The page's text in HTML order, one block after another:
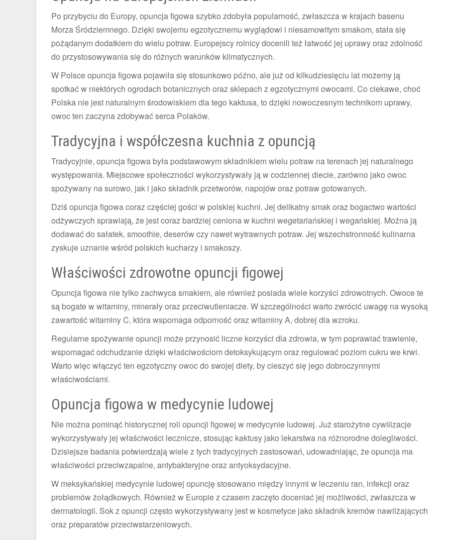
Po przybyciu do Europy, opuncja figowa szybko zdobyła popularność, zwłaszcza w krajach basenu
Morza Śródziemnego. Dzięki swojemu egzotycznemu wyglądowi i niesamowitym smakom, stała się
pożądanym dodatkiem do wielu potraw. Europejscy rolnicy docenili też łatwość jej uprawy oraz zdolność
do przystosowywania się do różnych warunków klimatycznych.
W Polsce opuncja figowa pojawiła się stosunkowo późno, ale już od kilkudziesięciu lat możemy ją
spotkać w niektórych ogrodach botanicznych oraz sklepach z egzotycznymi owocami. Co ciekawe, choć
Polska nie jest naturalnym środowiskiem dla tego kaktusa, to dzięki nowoczesnym technikom uprawy,
owoc ten zaczyna zdobywać serca Polaków.
Tradycyjna i współczesna kuchnia z opuncją
Tradycyjnie, opuncja figowa była podstawowym składnikiem wielu potraw na terenach jej naturalnego
występowania. Miejscowe społeczności wykorzystywały ją w codziennej diecie, zarówno jako owoc
spożywany na surowo, jak i jako składnik przetworów, napojów oraz potraw gotowanych.
Dziś opuncja figowa coraz częściej gości w polskiej kuchni. Jej delikatny smak oraz bogactwo wartości
odżywczych sprawiają, że jest coraz bardziej ceniona w kuchni wegetariańskiej i wegańskiej. Można ją
dodawać do sałatek, smoothie, deserów czy nawet wytrawnych potraw. Jej wszechstronność kulinarna
zyskuje uznanie wśród polskich kucharzy i smakoszy.
Właściwości zdrowotne opuncji figowej
Opuncja figowa nie tylko zachwyca smakiem, ale również posiada wiele korzyści zdrowotnych. Owoce te
są bogate w witaminy, minerały oraz przeciwutleniacze. W szczególności warto zwrócić uwagę na wysoką
zawartość witaminy C, która wspomaga odporność oraz witaminy A, dobrej dla wzroku.
Regularne spożywanie opuncji może przynosić liczne korzyści dla zdrowia, w tym poprawiać trawienie,
wspomagać odchudzanie dzięki właściwościom detoksykującym oraz regulować poziom cukru we krwi.
Warto więc włączyć ten egzotyczny owoc do swojej diety, by cieszyć się jego dobroczynnymi
właściwościami.
Opuncja figowa w medycynie ludowej
Nie można pominąć historycznej roli opuncji figowej w medycynie ludowej. Już starożytne cywilizacje
wykorzystywały jej właściwości lecznicze, stosując kaktusy jako lekarstwa na różnorodne dolegliwości.
Dzisiejsze badania potwierdzają wiele z tych tradycyjnych zastosowań, udowadniając, że opuncja ma
właściwości przeciwzapalne, antybakteryjne oraz antyoksydacyjne.
W meksykańskiej medycynie ludowej opuncję stosowano między innymi w leczeniu ran, infekcji oraz
problemów żołądkowych. Również w Europie z czasem zaczęto doceniać jej możliwości, zwłaszcza w
dermatologii. Sok z opuncji często wykorzystywany jest w kosmetyce jako składnik kremów nawilżających
oraz preparatów przeciwstarzeniowych.